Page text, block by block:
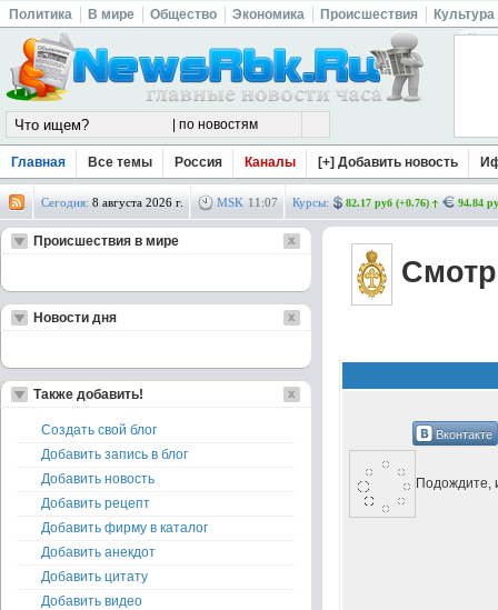
Политика В мире Общество Экономика Происшествия Культура
Главная Все темы Россия Каналы [+] Добавить новость
Сегодня: 8 августа 2026 г. MSK 11 :07 Курсы: 82.17 руб (+0.76) 94.84
Вконтакте
Подождите,
Происшествия в мире
Новости дня
Также добавить!
Создать свой блог
Добавить запись в блог
Добавить новость
Добавить рецепт
Добавить фирму в каталог
Добавить анекдот
Добавить цитату
Добавить видео